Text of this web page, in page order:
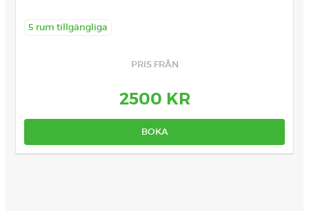
5 rum tillgängliga
PRIS FRÅN
2500 KR
BOKA